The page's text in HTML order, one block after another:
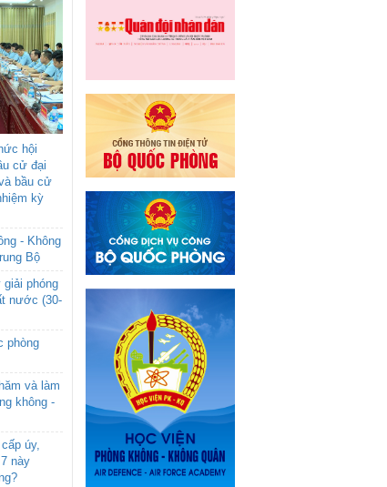
hội
cử đại
bầu cử
kỳ
- Không
Bộ
giải phóng
nước (30-
phòng
và làm
không -
úy,
này